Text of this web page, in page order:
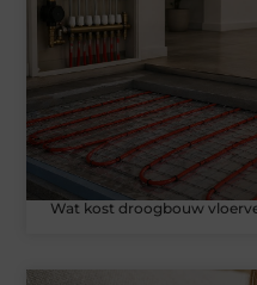
Wat kost droogbouw